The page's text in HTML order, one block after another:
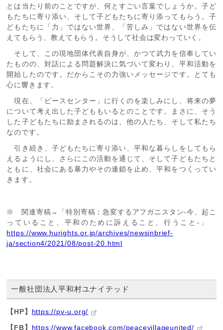
とは当たり前のことですが、何とすごい言葉でしょうか。子ど
もたちに寄り添い、そして子どもたちに寄り添ってもらう。子
どもたちに「力」ではない世界、「苦しみ」ではない世界を伝
えてもらう、教えてもらう。そうして社会は変わっていく。
そして、この現地団体代表自身が、かつて武力を信奉してい
たものの、対話による問題解決に気づいて変わり、平和活動を
開始したのです。だからこその力強いメッセージです。とても
心に響きます。
現在、「ピースセンター」に行くのを楽しみにし、将来の夢
について考え出した子どももいるとのことです。まさに、そう
した子どもたちに励まされるのは、他の人たち、そして私たち
なのです。
引き続き、子どもたちに寄り添い、平和な暮らしをしてもら
えるようにし、さらにこの活動を通じて、そして子どもたちと
ともに、社会にある暴力やその連鎖を止め、平和をつくってい
きます。
※ 関連寄稿→「特別寄稿：急変するアフガニスタン‐今、起こ
っていること、平和のために訴えること、行うこと‐」
https://www.hurights.or.jp/archives/newsinbrief-
ja/section4/2021/08/post-20.html
一般社団法人平和村ユナイテッド
【HP】 https://pv-u.org/
【FB】 https://www.facebook.com/peacevillageunited/